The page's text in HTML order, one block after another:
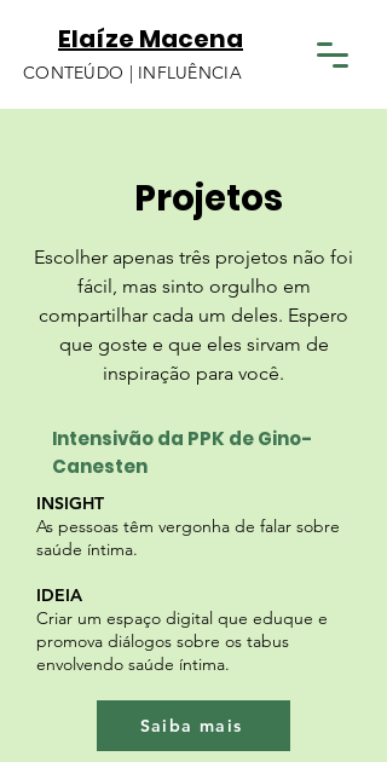
Elaíze Macena
CONTEÚDO | INFLUÊNCIA
Projetos
Escolher apenas três projetos não foi
fácil, mas sinto orgulho em
compartilhar cada um deles. Espero
que goste e que eles sirvam de
inspiração para você.
Intensivão da PPK de Gino-
Canesten
INSIGHT
As pessoas têm vergonha de falar sobre
saúde íntima.
IDEIA
Criar um espaço digital que eduque e
promova diálogos sobre os tabus
envolvendo saúde íntima.
Saiba mais